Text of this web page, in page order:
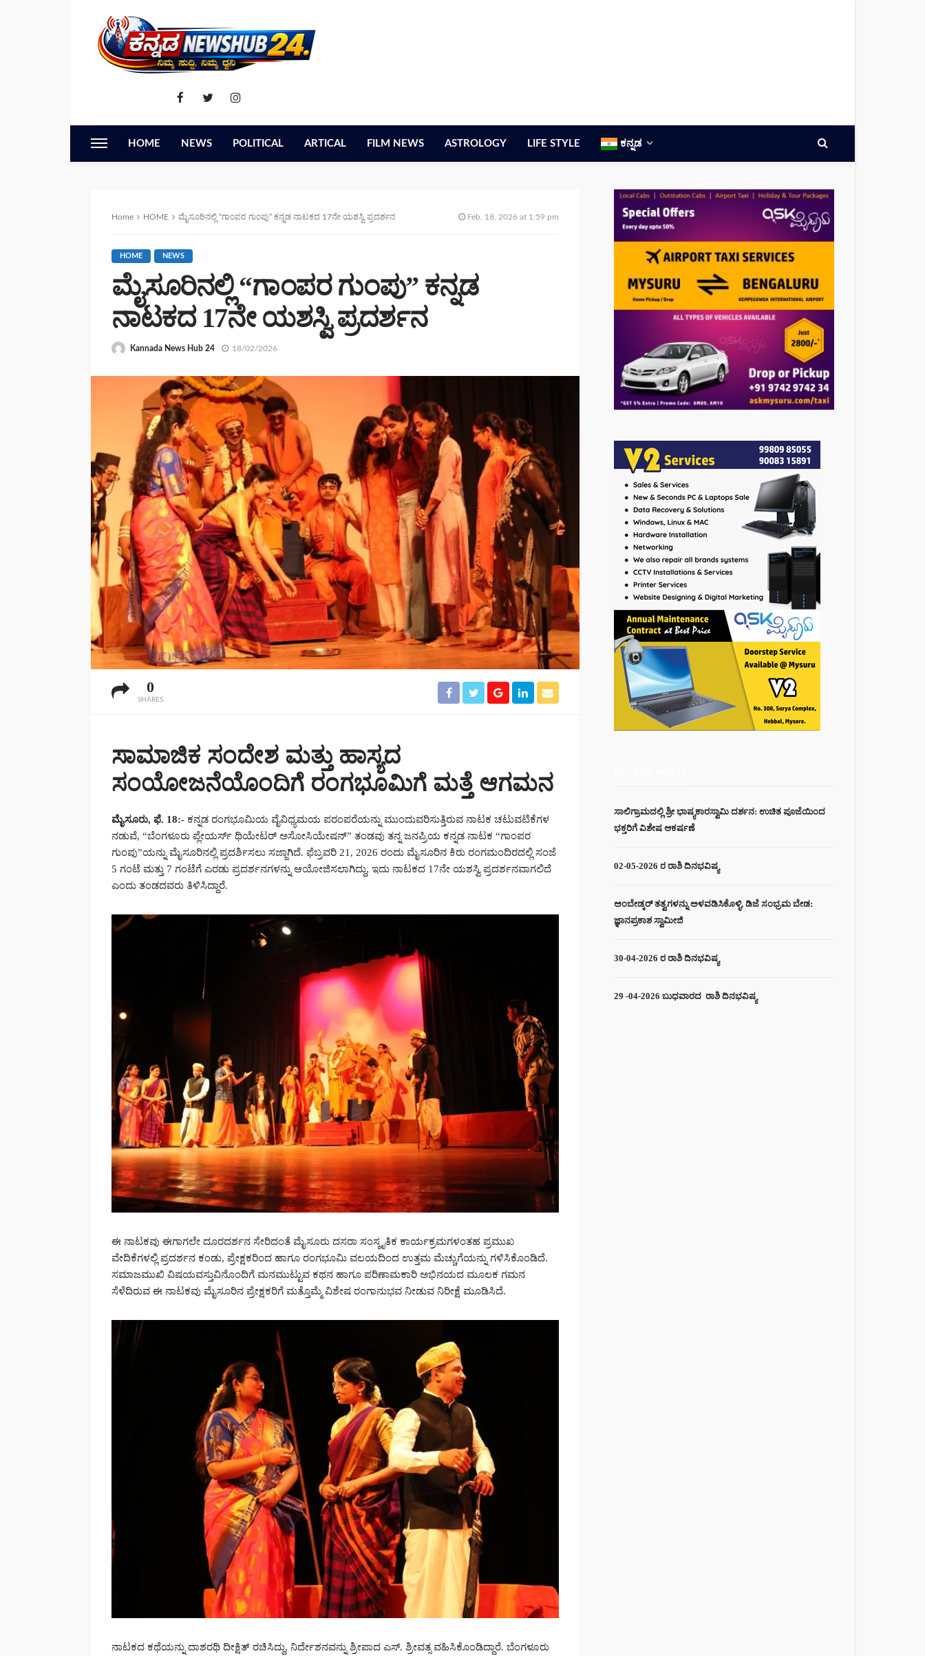
HOME NEWS POLITICAL ARTICAL FILM NEWS ASTROLOGY LIFE STYLE ಕನ್ನಡ
Home HOME ಮೈಸೂರಿನಲ್ಲಿ “ಗಾಂಪರ ಗುಂಪು” ಕನ್ನಡ ನಾಟಕದ 17ನೇ ಯಶಸ್ವಿ ಪ್ರದರ್ಶನ Feb. 18, 2026 at 1:59 pm
HOME NEWS
ಮೈಸೂರಿನಲ್ಲಿ “ಗಾಂಪರ ಗುಂಪು” ಕನ್ನಡ
ನಾಟಕದ 17ನೇ ಯಶಸ್ವಿ ಪ್ರದರ್ಶನ
Kannada News Hub 24 18/02/2026
0
SHARES
ಸಾಮಾಜಿಕ ಸಂದೇಶ ಮತ್ತು ಹಾಸ್ಯದ
ಸಂಯೋಜನೆಯೊಂದಿಗೆ ರಂಗಭೂಮಿಗೆ ಮತ್ತೆ ಆಗಮನ
ಮೈಸೂರು, ಫೆ. 18:- ಕನ್ನಡ ರಂಗಭೂಮಿಯ ವೈವಿಧ್ಯಮಯ ಪರಂಪರೆಯನ್ನು ಮುಂದುವರಿಸುತ್ತಿರುವ ನಾಟಕ ಚಟುವಟಿಕೆಗಳ
ನಡುವೆ, “ಬೆಂಗಳೂರು ಪ್ಲೇಯರ್ಸ್ ಥಿಯೇಟರ್ ಅಸೋಸಿಯೇಷನ್” ತಂಡವು ತನ್ನ ಜನಪ್ರಿಯ ಕನ್ನಡ ನಾಟಕ “ಗಾಂಪರ
ಗುಂಪು”ಯನ್ನು ಮೈಸೂರಿನಲ್ಲಿ ಪ್ರದರ್ಶಿಸಲು ಸಜ್ಜಾಗಿದೆ. ಫೆಬ್ರವರಿ 21, 2026 ರಂದು ಮೈಸೂರಿನ ಕಿರು ರಂಗಮಂದಿರದಲ್ಲಿ ಸಂಜೆ
5 ಗಂಟೆ ಮತ್ತು 7 ಗಂಟೆಗೆ ಎರಡು ಪ್ರದರ್ಶನಗಳನ್ನು ಆಯೋಜಿಸಲಾಗಿದ್ದು, ಇದು ನಾಟಕದ 17ನೇ ಯಶಸ್ವಿ ಪ್ರದರ್ಶನವಾಗಲಿದೆ
ಎಂದು ತಂಡದವರು ತಿಳಿಸಿದ್ದಾರೆ.
ಈ ನಾಟಕವು ಈಗಾಗಲೇ ದೂರದರ್ಶನ ಸೇರಿದಂತೆ ಮೈಸೂರು ದಸರಾ ಸಂಸ್ಕೃತಿಕ ಕಾರ್ಯಕ್ರಮಗಳಂತಹ ಪ್ರಮುಖ
ವೇದಿಕೆಗಳಲ್ಲಿ ಪ್ರದರ್ಶನ ಕಂಡು, ಪ್ರೇಕ್ಷಕರಿಂದ ಹಾಗೂ ರಂಗಭೂಮಿ ವಲಯದಿಂದ ಉತ್ತಮ ಮೆಚ್ಚುಗೆಯನ್ನು ಗಳಿಸಿಕೊಂಡಿದೆ.
ಸಮಾಜಮುಖಿ ವಿಷಯವಸ್ತುವಿನೊಂದಿಗೆ ಮನಮುಟ್ಟುವ ಕಥನ ಹಾಗೂ ಪರಿಣಾಮಕಾರಿ ಅಭಿನಯದ ಮೂಲಕ ಗಮನ
ಸೆಳೆದಿರುವ ಈ ನಾಟಕವು ಮೈಸೂರಿನ ಪ್ರೇಕ್ಷಕರಿಗೆ ಮತ್ತೊಮ್ಮೆ ವಿಶೇಷ ರಂಗಾನುಭವ ನೀಡುವ ನಿರೀಕ್ಷೆ ಮೂಡಿಸಿದೆ.
ನಾಟಕದ ಕಥೆಯನ್ನು ದಾಶರಥಿ ದೀಕ್ಷಿತ್ ರಚಿಸಿದ್ದು, ನಿರ್ದೇಶನವನ್ನು ಶ್ರೀಪಾದ ಎಸ್. ಶ್ರೀವತ್ಸ ವಹಿಸಿಕೊಂಡಿದ್ದಾರೆ. ಬೆಂಗಳೂರು
ಸಾಲಿಗ್ರಾಮದಲ್ಲಿ ಶ್ರೀ ಭಾಷ್ಯಕಾರಸ್ವಾಮಿ ದರ್ಶನ: ಉಚಿತ ಪೂಜೆಯಿಂದ
ಭಕ್ತರಿಗೆ ವಿಶೇಷ ಆಕರ್ಷಣೆ
02-05-2026 ರ ರಾಶಿ ದಿನಭವಿಷ್ಯ
ಅಂಬೇಡ್ಕರ್ ತತ್ವಗಳನ್ನು ಅಳವಡಿಸಿಕೊಳ್ಳಿ, ಡಿಜೆ ಸಂಭ್ರಮ ಬೇಡ:
ಜ್ಞಾನಪ್ರಕಾಶ ಸ್ವಾಮೀಜಿ
30-04-2026 ರ ರಾಶಿ ದಿನಭವಿಷ್ಯ
29 -04-2026 ಬುಧವಾರದ ರಾಶಿ ದಿನಭವಿಷ್ಯ